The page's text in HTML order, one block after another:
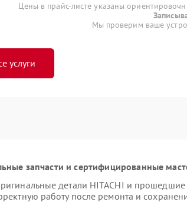
Цены в прайс-листе указаны
Мы проверим ваше
услуги
запчасти и сертифицированные
детали HITACHI и
работу после ремонта и